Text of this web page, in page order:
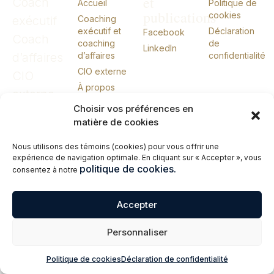
Choisir vos préférences en
matière de cookies
Nous utilisons des témoins (cookies) pour vous offrir une
expérience de navigation optimale. En cliquant sur « Accepter », vous
consentez à notre politique de cookies.
Accepter
Personnaliser
Politique de cookiesDéclaration de confidentialité
externe
Accueil
Coaching
exécutif et
coaching
d’affaires
CIO externe
À propos
Conférences
Livres
English
publications
Facebook
LinkedIn
Politique de
cookies
Déclaration
de
confidentialité
© 2026 Erik Giasson – Coach exécutif. Coach d’affaires. CIO externe.